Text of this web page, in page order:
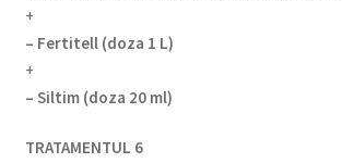
+
– Fertitell (doza 1 L)
+
– Siltim (doza 20 ml)
TRATAMENTUL 6